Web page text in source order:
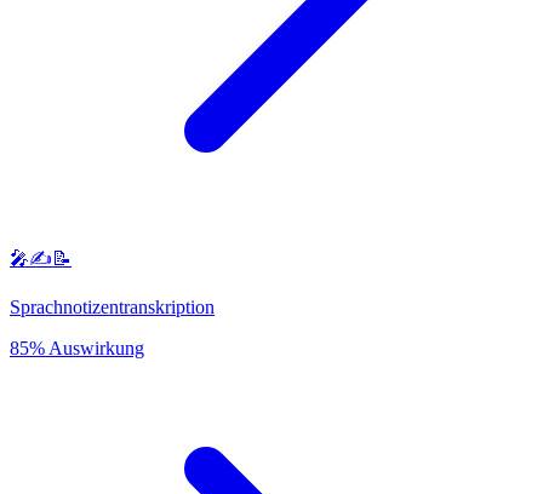
🎤✍️📝
Sprachnotizentranskription
85% Auswirkung